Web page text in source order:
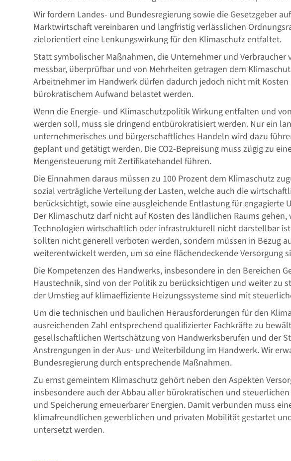
Wir fordern Landes- und Bundesregierung sowie die Gesetzgeber
Marktwirtschaft vereinbaren und langfristig verlässlichen
zielorientiert eine Lenkungswirkung für den Klimaschutz entfaltet.
Statt symbolischer Maßnahmen, die Unternehmer und Verbraucher
messbar, überprüfbar und von Mehrheiten getragen dem
Arbeitnehmer im Handwerk dürfen dadurch jedoch nicht mit
bürokratischem Aufwand belastet werden.
Wenn die Energie- und Klimaschutzpolitik Wirkung entfalten und
werden soll, muss sie dringend entbürokratisiert werden. Nur ein
unternehmerisches und bürgerschaftliches Handeln wird dazu
geplant und getätigt werden. Die CO2-Bepreisung muss zügig zu
Mengensteuerung mit Zertifikatehandel führen.
Die Einnahmen daraus müssen zu 100 Prozent dem Klimaschutz
sozial verträgliche Verteilung der Lasten, welche auch die
berücksichtigt, sowie eine ausgleichende Entlastung für engagierte
Der Klimaschutz darf nicht auf Kosten des ländlichen Raums
Technologien wirtschaftlich oder infrastrukturell nicht darstellbar
sollten nicht generell verboten werden, sondern müssen in Bezug
weiterentwickelt werden, um so eine flächendeckende Versorgung
Die Kompetenzen des Handwerks, insbesondere in den Bereichen
Haustechnik, sind von der Politik zu berücksichtigen und weiter zu
der Umstieg auf klimaeffiziente Heizungssysteme sind mit
Um die technischen und baulichen Herausforderungen für den
ausreichenden Zahl entsprechend qualifizierter Fachkräfte zu
gesellschaftlichen Wertschätzung von Handwerksberufen und der
Anstrengungen in der Aus- und Weiterbildung im Handwerk. Wir
Bundesregierung durch entsprechende Maßnahmen.
Zu ernst gemeintem Klimaschutz gehört neben den Aspekten
insbesondere auch der Abbau aller bürokratischen und
und Speicherung erneuerbarer Energien. Damit verbunden muss
klimafreundlichen gewerblichen und privaten Mobilität gestartet
untersetzt werden.